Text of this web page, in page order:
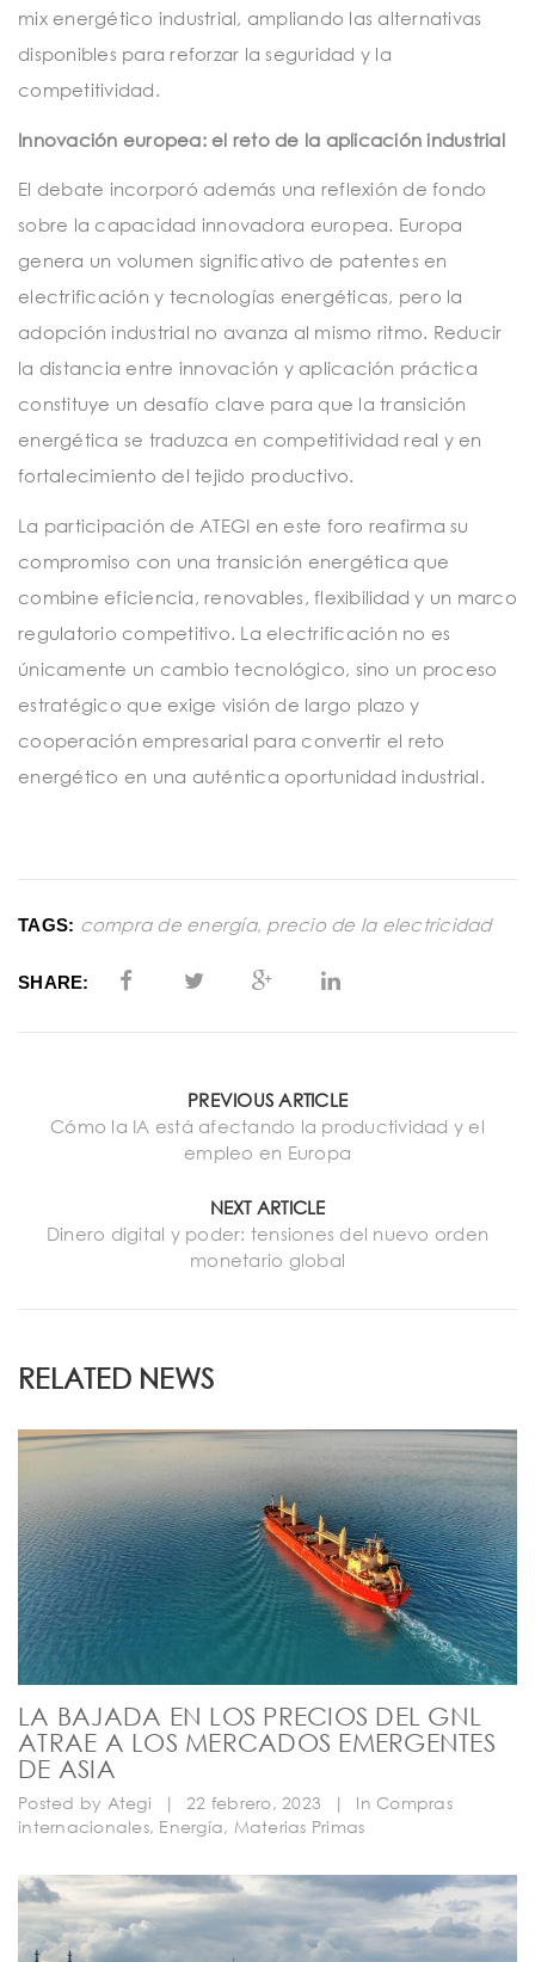
mix energético industrial, ampliando las alternativas
disponibles para reforzar la seguridad y la
competitividad.
Innovación europea: el reto de la aplicación industrial
El debate incorporó además una reflexión de fondo
sobre la capacidad innovadora europea. Europa
genera un volumen significativo de patentes en
electrificación y tecnologías energéticas, pero la
adopción industrial no avanza al mismo ritmo. Reducir
la distancia entre innovación y aplicación práctica
constituye un desafío clave para que la transición
energética se traduzca en competitividad real y en
fortalecimiento del tejido productivo.
La participación de ATEGI en este foro reafirma su
compromiso con una transición energética que
combine eficiencia, renovables, flexibilidad y un marco
regulatorio competitivo. La electrificación no es
únicamente un cambio tecnológico, sino un proceso
estratégico que exige visión de largo plazo y
cooperación empresarial para convertir el reto
energético en una auténtica oportunidad industrial.
TAGS: compra de energía, precio de la electricidad
SHARE:
PREVIOUS ARTICLE
Cómo la IA está afectando la productividad y el
empleo en Europa
NEXT ARTICLE
Dinero digital y poder: tensiones del nuevo orden
monetario global
RELATED NEWS
LA BAJADA EN LOS PRECIOS DEL GNL
ATRAE A LOS MERCADOS EMERGENTES
DE ASIA
Posted by Ategi | 22 febrero, 2023 | In Compras
internacionales, Energía, Materias Primas